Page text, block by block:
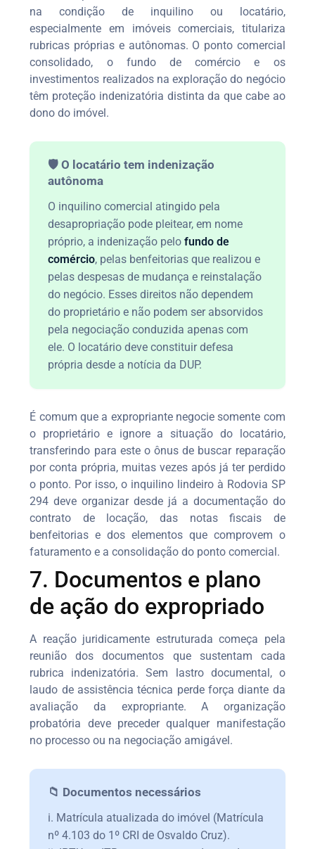
na condição de inquilino ou locatário,
especialmente em imóveis comerciais, titulariza
rubricas próprias e autônomas. O ponto comercial
consolidado, o fundo de comércio e os
investimentos realizados na exploração do negócio
têm proteção indenizatória distinta da que cabe ao
dono do imóvel.
🛡️ O locatário tem indenização
autônoma
O inquilino comercial atingido pela
desapropriação pode pleitear, em nome
próprio, a indenização pelofundo de
comércio, pelas benfeitorias que realizou e
pelas despesas de mudança e reinstalação
do negócio. Esses direitos não dependem
do proprietário e não podem ser absorvidos
pela negociação conduzida apenas com
ele. O locatário deve constituir defesa
própria desde a notícia da DUP.
É comum que a expropriante negocie somente com
o proprietário e ignore a situação do locatário,
transferindo para este o ônus de buscar reparação
por conta própria, muitas vezes após já ter perdido
o ponto. Por isso, o inquilino lindeiro à Rodovia SP
294 deve organizar desde já a documentação do
contrato de locação, das notas fiscais de
benfeitorias e dos elementos que comprovem o
faturamento e a consolidação do ponto comercial.
7. Documentos e plano
de ação do expropriado
A reação juridicamente estruturada começa pela
reunião dos documentos que sustentam cada
rubrica indenizatória. Sem lastro documental, o
laudo de assistência técnica perde força diante da
avaliação da expropriante. A organização
probatória deve preceder qualquer manifestação
no processo ou na negociação amigável.
📁 Documentos necessários
i. Matrícula atualizada do imóvel (Matrícula
nº 4.103 do 1º CRI de Osvaldo Cruz).